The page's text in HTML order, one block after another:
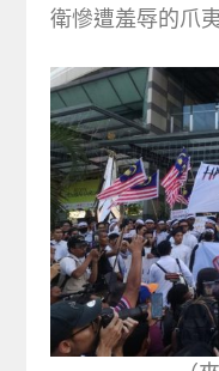
衛慘遭羞辱的爪